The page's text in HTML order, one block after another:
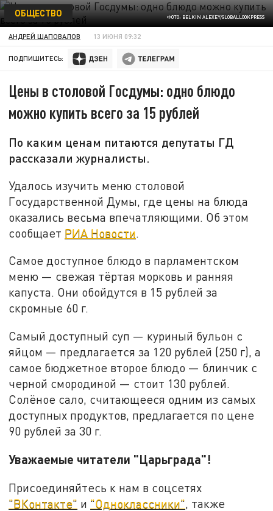
ФОТО: BELKIN ALEXEY/GLOBALLOOKPRESS
ОБЩЕСТВО
АНДРЕЙ ШАПОВАЛОВ 13 ИЮНЯ 09:32
ПОДПИШИТЕСЬ:
Цены в столовой Госдумы: одно блюдо
можно купить всего за 15 рублей
По каким ценам питаются депутаты ГД
рассказали журналисты.
Удалось изучить меню столовой
Государственной Думы, где цены на блюда
оказались весьма впечатляющими. Об этом
сообщает РИА Новости.
Самое доступное блюдо в парламентском
меню — свежая тёртая морковь и ранняя
капуста. Они обойдутся в 15 рублей за
скромные 60 г.
Самый доступный суп — куриный бульон с
яйцом — предлагается за 120 рублей (250 г), а
самое бюджетное второе блюдо — блинчик с
черной смородиной — стоит 130 рублей.
Солёное сало, считающееся одним из самых
доступных продуктов, предлагается по цене
90 рублей за 30 г.
Уважаемые читатели "Царьграда"!
Присоединяйтесь к нам в соцсетях
"ВКонтакте" и "Одноклассники" , также